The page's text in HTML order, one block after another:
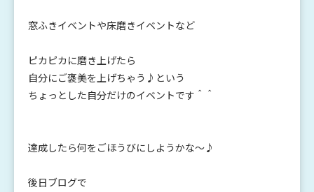
窓ふきイベントや床磨きイベントなど
ピカピカに磨き上げたら
自分にご褒美を上げちゃう♪という
ちょっとした自分だけのイベントです＾＾
達成したら何をごほうびにしようかな～♪
後日ブログで